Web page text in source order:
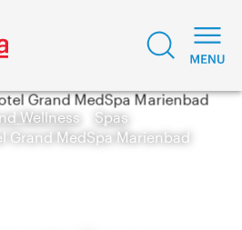
Wellness
Spas
Grand MedSpa Marienbad